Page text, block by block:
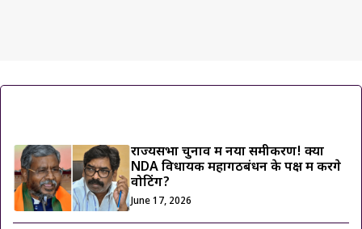
राज्यसभा चुनाव में नया समीकरण! क्या
NDA विधायक महागठबंधन के पक्ष में करेंगे
वोटिंग?
June 17, 2026